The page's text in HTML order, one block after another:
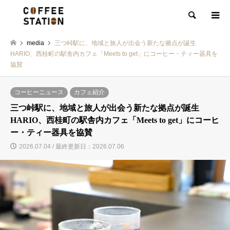
検索
media
三つ峠駅に、地域と旅人が出会う新たな拠点が誕生
HARIO、西桂町の駅舎内カフェ「Meets to get」にコーヒー・ティー器具を
協賛
コーヒーニュース カフェ紹介
三つ峠駅に、地域と旅人が出会う新たな拠点が誕生
HARIO、西桂町の駅舎内カフェ「Meets to get」にコーヒ
ー・ティー器具を協賛
2026.07.04 / 最終更新日：2026.07.06